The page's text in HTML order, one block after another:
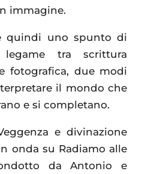
immagine.
quindi uno spunto di
tra scrittura
fotografica, due modi
il mondo che
e si completano.
e divinazione
onda su Radiamo alle
da Antonio e